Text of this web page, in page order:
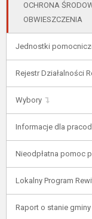
OCHRONA
OBWIESZCZENIA
Jednostki
Rejestr Działalności
Wybory
Informacje dla
Nieodpłatna pomoc
Lokalny Program
Raport o stanie gminy